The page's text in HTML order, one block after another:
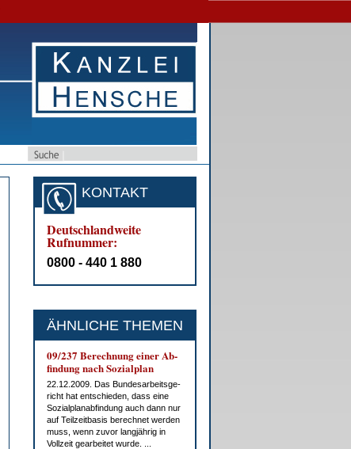
KONTAKT
Deutschlandweite
Rufnummer:
0800 - 440 1 880
ÄHNLICHE THEMEN
09/237 Be­rech­nung ei­ner Ab­
fin­dung nach So­zi­al­plan
22.12.2009. Das Bun­des­ar­beits­ge­
richt hat ent­schie­den, dass ei­ne
So­zi­al­plan­ab­fin­dung auch dann nur
auf Teil­zeit­ba­sis be­rech­net wer­den
muss, wenn zu­vor lang­jäh­rig in
Voll­zeit ge­ar­bei­tet wur­de. ...